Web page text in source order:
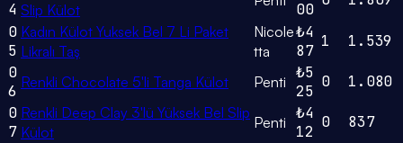
4 Slip Külot
00
0
5
Kadın Külot Yuksek Bel 7 Li Paket
Likralı Taş
Nicole
tta
₺4
87
1
1.539
0
6 Renkli Chocolate 5'li Tanga Külot Penti ₺5
25
0
1.080
0
7
Renkli Deep Clay 3'lü Yüksek Bel Slip
Külot
Penti ₺4
12
0
837